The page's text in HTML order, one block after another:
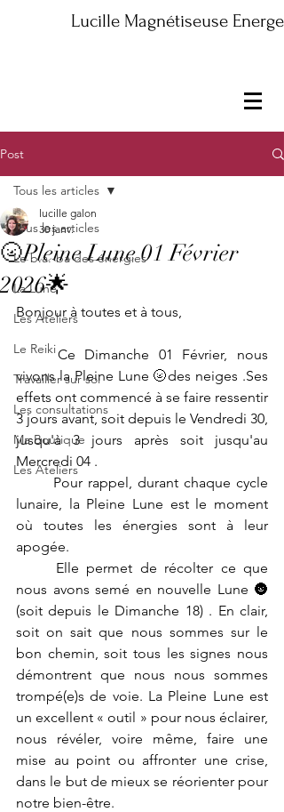
Lucille Magnétiseuse
Post
Tous les articles
Le b.a.-ba des énergies
La Lune
Les Ateliers
Le Reiki
Travailler sur soi
Les consultations
Ma Boutique
Les Ateliers
Tous les articles
🌝Pleine Lune 01 Février
2026🌟
lucille galon
30 janv.
Bonjour à toutes et à tous,
	Ce Dimanche 01 Février, nous
vivons la Pleine Lune 🌝des neiges .Ses
effets ont commencé à se faire ressentir
3 jours avant, soit depuis le Vendredi 30,
jusqu'à 3 jours après soit jusqu'au
Mercredi 04 .
lunaire, la Pleine Lune est le moment
où toutes les énergies sont à leur
apogée.
nous avons semé en nouvelle Lune 🌚
(soit depuis le Dimanche 18) . En clair,
soit on sait que nous sommes sur le
bon chemin, soit tous les signes nous
démontrent que nous nous sommes
trompé(e)s de voie. La Pleine Lune est
un excellent « outil » pour nous éclairer,
nous révéler, voire même, faire une
mise au point ou affronter une crise,
dans le but de mieux se réorienter pour
notre bien-être.